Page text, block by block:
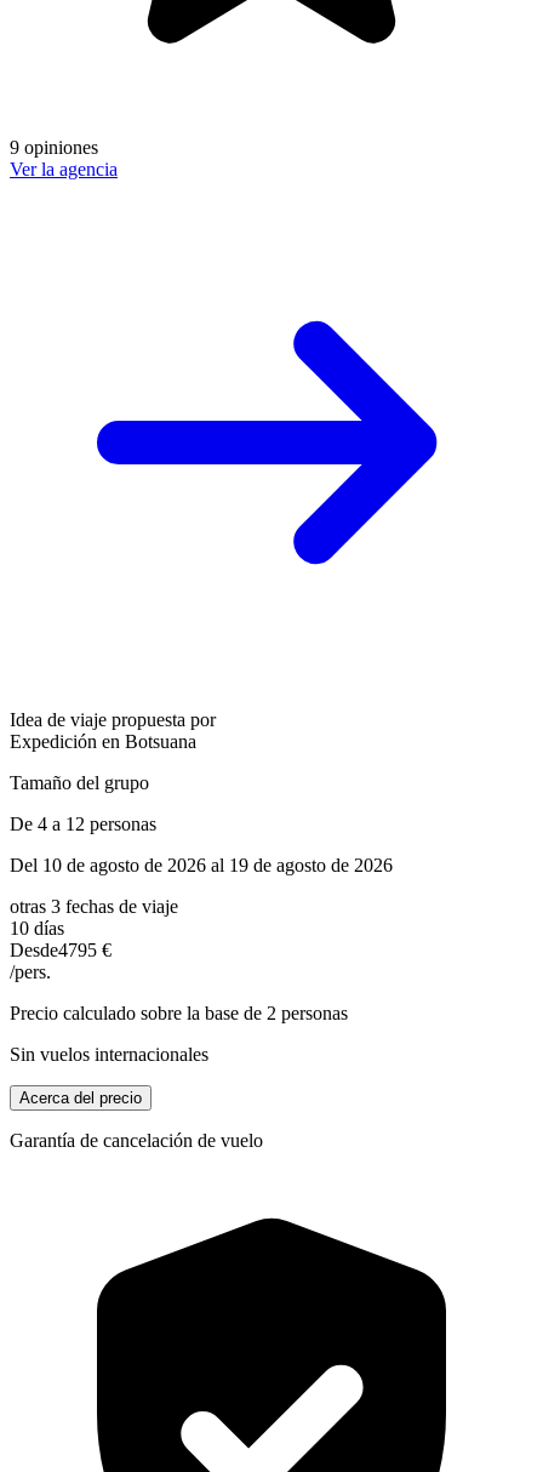
9 opiniones
Ver la agencia
Idea de viaje propuesta por
Expedición en Botsuana
Tamaño del grupo
De 4 a 12 personas
Del 10 de agosto de 2026 al 19 de agosto de 2026
otras 3 fechas de viaje
10 días
Desde4795 €
/pers.
Precio calculado sobre la base de 2 personas
Sin vuelos internacionales
Acerca del precio
Garantía de cancelación de vuelo